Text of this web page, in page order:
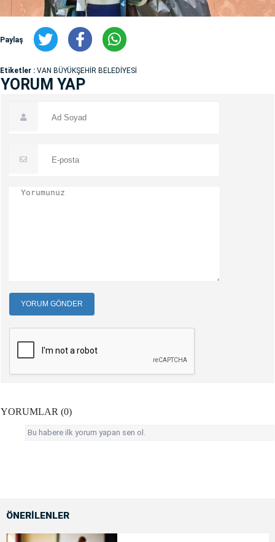
Paylaş
Etiketler : VAN BÜYÜKŞEHİR BELEDİYESİ
YORUM YAP
YORUM GÖNDER
YORUMLAR (0)
Bu habere ilk yorum yapan sen ol.
ÖNERİLENLER